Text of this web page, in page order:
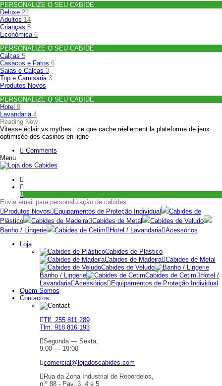
PERSONALIZE O SEU CABIDE
Deluxe 22
Adultos 14
Crianças 8
Económica 6
PERSONALIZE O SEU CABIDE
Calças 5
Casacos e Fatos 6
Saias e Calças 3
Top e Camisaria 3
Produtos Novos
PERSONALIZE O SEU CABIDE
Hotel 9
Lavandaria 4
Reading Now
Vitesse éclair vs mythes : ce que cache réellement la plateforme de jeux
optimisée des casinos en ligne
Comments
Menu
0
Envie email para personalização de cabides
Produtos Novos
Equipamentos de Proteção Individual
Cabides de
Plástico
Cabides de Madeira Cabides de Metal
Cabides de Veludo
Banho / Lingerie
Cabides de Cetim Hotel / Lavandaria Acessórios
Loja
Cabides de Plástico
Cabides de Madeira Cabides de Metal
Cabides de Veludo
Banho / Lingerie
Cabides de Cetim
Hotel /
Lavandaria Acessórios
Equipamentos de Proteção Individual
Quem Somos
Contactos
Tlf. 255 811 289
Tlm. 918 816 193
Segunda — Sexta,
9:00 — 19:00
comercial@lojadoscabides.com
Rua da Zona Industrial de Rebordelos,
n.º 88 - Pav. 3, 4 e 5